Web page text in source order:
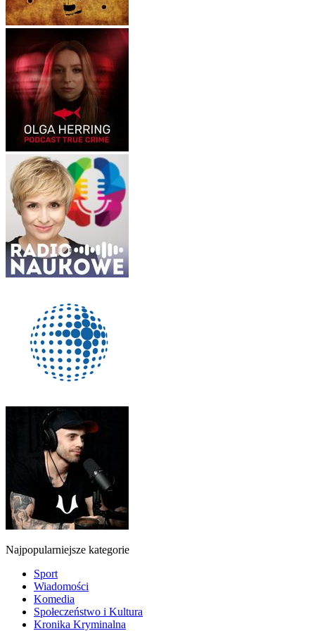
Najpopularniejsze kategorie
Sport
Wiadomości
Komedia
Społeczeństwo i Kultura
Kronika Kryminalna